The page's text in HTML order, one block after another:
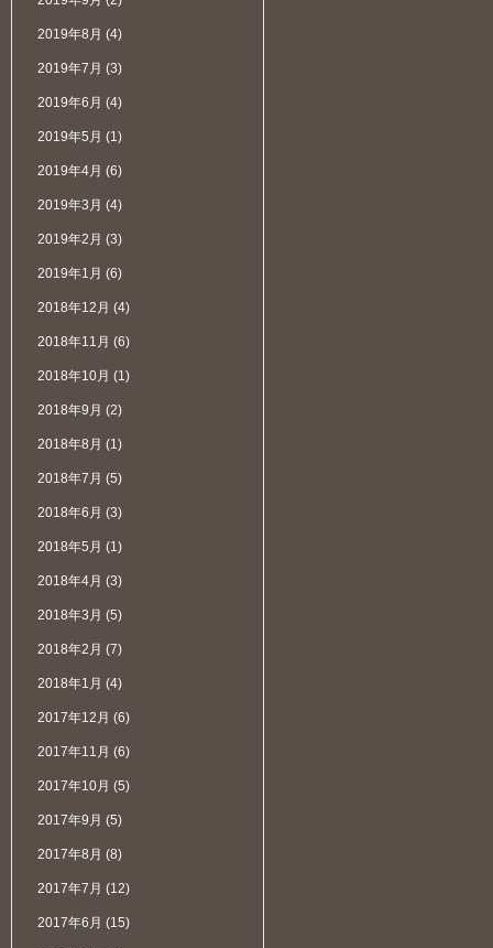
2019年8月 (4)
2019年7月 (3)
2019年6月 (4)
2019年5月 (1)
2019年4月 (6)
2019年3月 (4)
2019年2月 (3)
2019年1月 (6)
2018年12月 (4)
2018年11月 (6)
2018年10月 (1)
2018年9月 (2)
2018年8月 (1)
2018年7月 (5)
2018年6月 (3)
2018年5月 (1)
2018年4月 (3)
2018年3月 (5)
2018年2月 (7)
2018年1月 (4)
2017年12月 (6)
2017年11月 (6)
2017年10月 (5)
2017年9月 (5)
2017年8月 (8)
2017年7月 (12)
2017年6月 (15)